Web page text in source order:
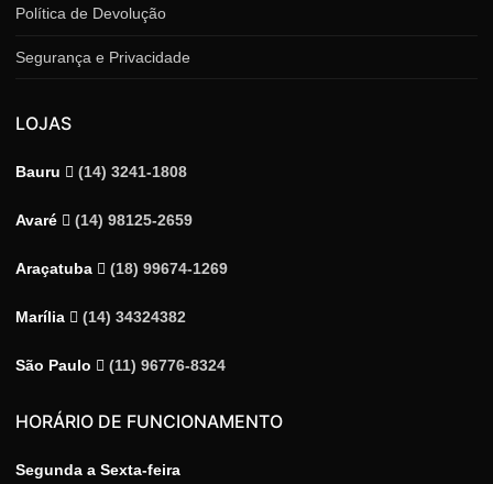
Política de Devolução
Segurança e Privacidade
LOJAS
Bauru (14) 3241-1808
Avaré (14) 98125-2659
Araçatuba (18) 99674-1269
Marília (14) 34324382
São Paulo (11) 96776-8324
HORÁRIO DE FUNCIONAMENTO
Segunda a Sexta-feira